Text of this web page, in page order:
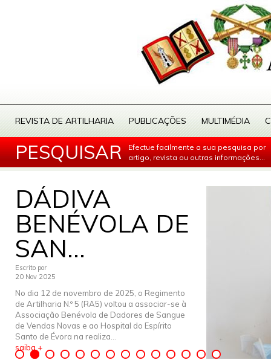
REVISTA DE ARTILHARIA PUBLICAÇÕES MULTIMÉDIA
PESQUISAR
Efectue facilmente a sua pesquisa por
artigo, revista ou outras informações...
DÁDIVA
BENÉVOLA DE
SAN...
Escrito por
20 Nov 2025
No dia 12 de novembro de 2025, o Regimento
de Artilharia N.º 5 (RA5) voltou a associar-se à
Associação Benévola de Dadores de Sangue
de Vendas Novas e ao Hospital do Espírito
Santo de Évora na realiza...
saiba +